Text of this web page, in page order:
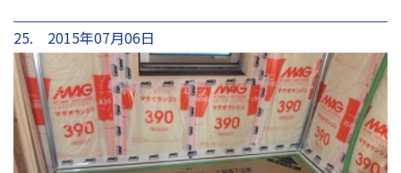
25. 2015年07月06日